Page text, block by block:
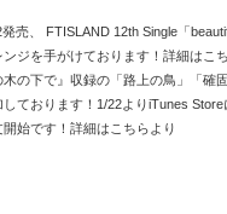
発売、 FTISLAND 12th Single「
ンジを手がけております！詳細はこ
木の下で』収録の「路上の鳥」「確
しております！1/22よりiTunes
開始です！詳細はこちらより